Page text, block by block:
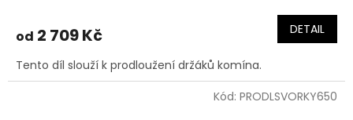
od 2 709 Kč DETAIL
Tento díl slouží k prodloužení držáků komína.
Kód: PRODLSVORKY650